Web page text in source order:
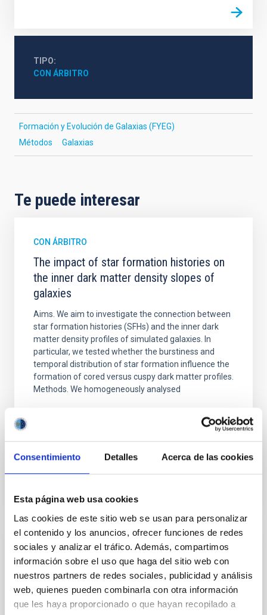
Consentimiento Detalles Acerca de las cookies
Esta página web usa cookies
Las cookies de este sitio web se usan para personalizar
el contenido y los anuncios, ofrecer funciones de redes
sociales y analizar el tráfico. Además, compartimos
información sobre el uso que haga del sitio web con
nuestros partners de redes sociales, publicidad y análisis
web, quienes pueden combinarla con otra información
que les haya proporcionado o que hayan recopilado a
TIPO
CON ÁRBITRO
Formación y Evolución de Galaxias (FYEG)
Métodos
Galaxias
Te puede interesar
CON ÁRBITRO
The impact of star formation histories on
the inner dark matter density slopes of
galaxies
Aims. We aim to investigate the connection between
star formation histories (SFHs) and the inner dark
matter density profiles of simulated galaxies. In
particular, we tested whether the burstiness and
temporal distribution of star formation influence the
formation of cored versus cuspy dark matter profiles.
Methods. We homogeneously analysed
NÚMERO DE CITAS 1
CON ÁRBITRO
Joining forces: 30 years of optical
monitoring of the Einstein Cross
We present extended optical monitoring of the